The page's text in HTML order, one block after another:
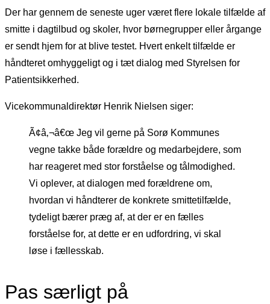
Der har gennem de seneste uger været flere lokale tilfælde af
smitte i dagtilbud og skoler, hvor børnegrupper eller årgange
er sendt hjem for at blive testet. Hvert enkelt tilfælde er
håndteret omhyggeligt og i tæt dialog med Styrelsen for
Patientsikkerhed.
Vicekommunaldirektør Henrik Nielsen siger:
Ã¢â‚¬â€œ Jeg vil gerne på Sorø Kommunes
vegne takke både forældre og medarbejdere, som
har reageret med stor forståelse og tålmodighed.
Vi oplever, at dialogen med forældrene om,
hvordan vi håndterer de konkrete smittetilfælde,
tydeligt bærer præg af, at der er en fælles
forståelse for, at dette er en udfordring, vi skal
løse i fællesskab.
Pas særligt på